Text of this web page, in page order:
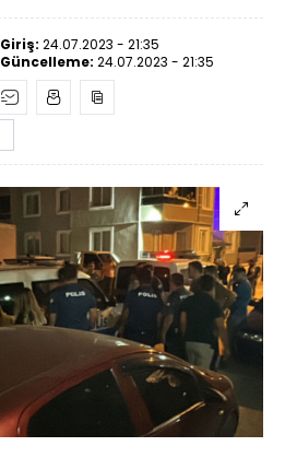
Giriş: 24.07.2023 - 21:35
Güncelleme: 24.07.2023 - 21:35